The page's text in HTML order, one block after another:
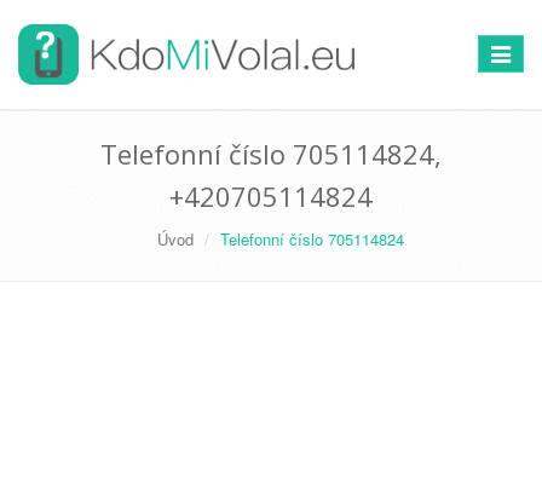
Telefonní číslo 705114824,
+420705114824
Úvod Telefonní číslo 705114824